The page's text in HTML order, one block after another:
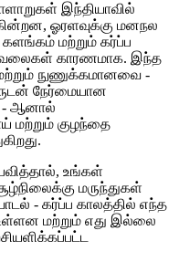
இந்தியாவில்
ஓரளவுக்கு மனநல
களங்கம் மற்றும் கர்ப்ப
கவலைகள் காரணமாக. இந்த
நுணுக்கமானவை -
நேர்மையான
- ஆனால்
மற்றும் குழந்தை
உங்கள்
மருந்துகள்
- கர்ப்ப காலத்தில் எந்த
உள்ளன மற்றும் எது இல்லை